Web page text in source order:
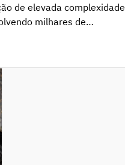
de elevada complexidade
milhares de
entre os alunos e a